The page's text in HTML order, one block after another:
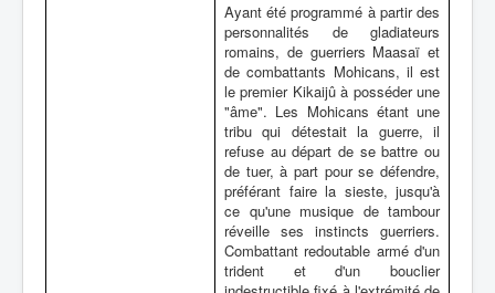
Ayant été programmé à partir des
personnalités de gladiateurs
romains, de guerriers Maasaï et
de combattants Mohicans, il est
le premier Kikaijû à posséder une
"âme". Les Mohicans étant une
tribu qui détestait la guerre, il
refuse au départ de se battre ou
de tuer, à part pour se défendre,
préférant faire la sieste, jusqu'à
ce qu'une musique de tambour
réveille ses instincts guerriers.
Combattant redoutable armé d'un
trident et d'un bouclier